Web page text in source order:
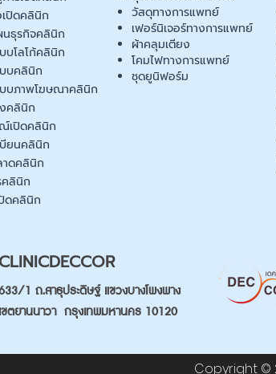
ปิดคลินิก
นธุรกิจคลินิก
บโลโก้คลินิก
บคลินิก
บภาพโฆษณาคลินิก
คลินิก
เปิดคลินิก
บียนคลินิก
าดคลินิก
คลินิก
ดคลินิก
วัสดุทางการแพทย์
เฟอร์นิเจอร์ทางการแพทย์
ผ้าคลุมเตียง
โคมไฟทางการแพทย์
ชุดยูนิฟอร์ม
CLINICDECCOR
1 ถ.สาธุประดิษฐ์ แขวงบางโพงพาง
เขตยานนาวา กรุงเทพมหานคร 10120
Copyright ©